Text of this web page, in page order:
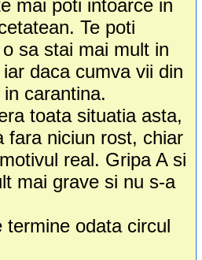
mai poti intoarce in
Te poti
sa stai mai mult in
daca cumva vii din
carantina.
toata situatia asta,
fara niciun rost, chiar
real. Gripa A si
mai grave si nu s-a
odata circul